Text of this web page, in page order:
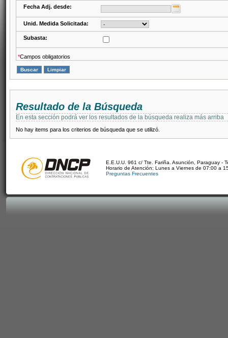
Fecha Adj. desde:
Unid. Medida Solicitada:
Subasta:
*Campos obligatorios
Resultado de la Búsqueda
En esta sección podrá ver los resultados de la búsqueda realiza más arriba
No hay items para los criterios de búsqueda que se utilizó.
E.E.U.U. 961 c/ Tte. Fariña. Asunción, Paraguay -
Horario de Atención: Lunes a Viernes de 07:00 a
Preguntas Frecuentes